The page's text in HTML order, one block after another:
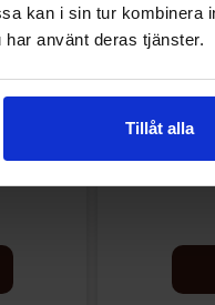
kan i sin tur kombinera
använt deras tjänster.
Tillåt alla
50cl Ramlösa